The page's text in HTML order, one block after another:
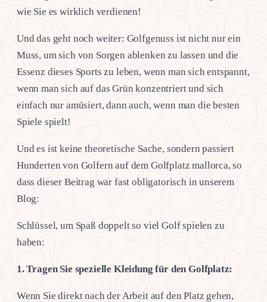
wie Sie es wirklich verdienen!
Und das geht noch weiter: Golfgenuss ist nicht nur ein
Muss, um sich von Sorgen ablenken zu lassen und die
Essenz dieses Sports zu leben, wenn man sich entspannt,
wenn man sich auf das Grün konzentriert und sich
einfach nur amüsiert, dann auch, wenn man die besten
Spiele spielt!
Und es ist keine theoretische Sache, sondern passiert
Hunderten von Golfern auf dem Golfplatz mallorca, so
dass dieser Beitrag war fast obligatorisch in unserem
Blog:
Schlüssel, um Spaß doppelt so viel Golf spielen zu
haben:
1. Tragen Sie spezielle Kleidung für den Golfplatz:
Wenn Sie direkt nach der Arbeit auf den Platz gehen,